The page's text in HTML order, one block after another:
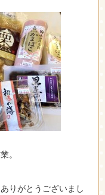
。
りがとうございまし